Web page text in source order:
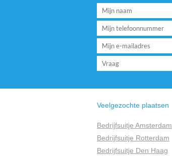
Veelgezochte plaatsen
Bedrijfsuitje Amsterdam
Bedrijfsuitje Rotterdam
Bedrijfsuitje Den Haag